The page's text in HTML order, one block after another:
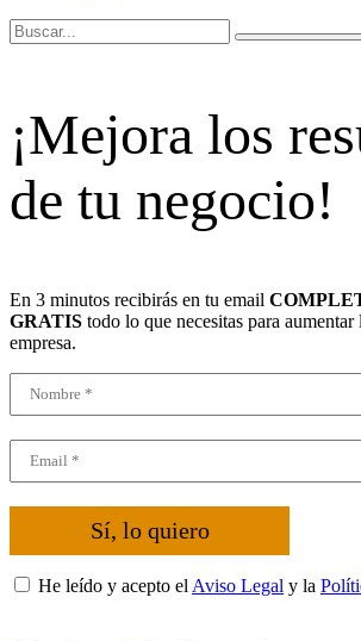
¡Mejora los
de tu negocio!
En 3 minutos recibirás en tu email
GRATIS todo lo que necesitas para aumentar
empresa.
Sí, lo quiero
He leído y acepto el Aviso Legal y la